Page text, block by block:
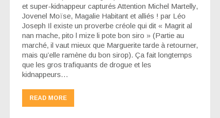
et super-kidnappeur capturés Attention Michel Martelly,
Jovenel Moïse, Magalie Habitant et alliés ! par Léo
Joseph Il existe un proverbe créole qui dit « Magrit al
nan mache, pito l mize li pote bon siro » (Partie au
marché, il vaut mieux que Marguerite tarde à retourner,
mais qu’elle ramène du bon sirop). Ça fait longtemps
que les gros trafiquants de drogue et les
kidnappeurs…
READ MORE